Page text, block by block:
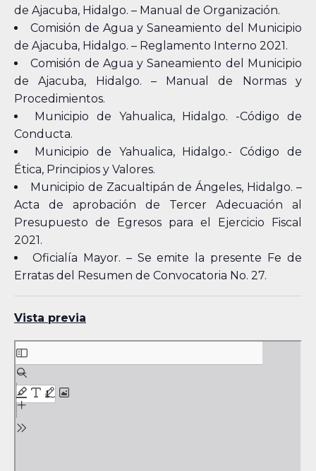
de Ajacuba, Hidalgo. – Manual de Organización.
Comisión de Agua y Saneamiento del Municipio
de Ajacuba, Hidalgo. – Reglamento Interno 2021.
Comisión de Agua y Saneamiento del Municipio
de Ajacuba, Hidalgo. – Manual de Normas y
Procedimientos.
Municipio de Yahualica, Hidalgo. -Código de
Conducta.
Municipio de Yahualica, Hidalgo.- Código de
Ética, Principios y Valores.
Municipio de Zacualtipán de Ángeles, Hidalgo. –
Acta de aprobación de Tercer Adecuación al
Presupuesto de Egresos para el Ejercicio Fiscal
2021.
Oficialía Mayor. – Se emite la presente Fe de
Erratas del Resumen de Convocatoria No. 27.
Vista previa
Skip
to
PDF
content